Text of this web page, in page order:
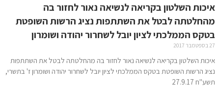
איכות השלטון בקריאה לנשיאה נאור לחזור בה
מהחלטתה לבטל את השתתפות נציג הרשות השופטת
בטקס הממלכתי לציון יובל לשחרור יהודה ושומרון
27 בספטמבר 2017
איכות השלטון בקריאה לנשיאה נאור לחזור בה מהחלטתה לבטל את השתתפות
נציג הרשות השופטת בטקס הממלכתי לציון יובל לשחרור יהודה ושומרון ז' בתשרי,
תשע"ח 27.9.17